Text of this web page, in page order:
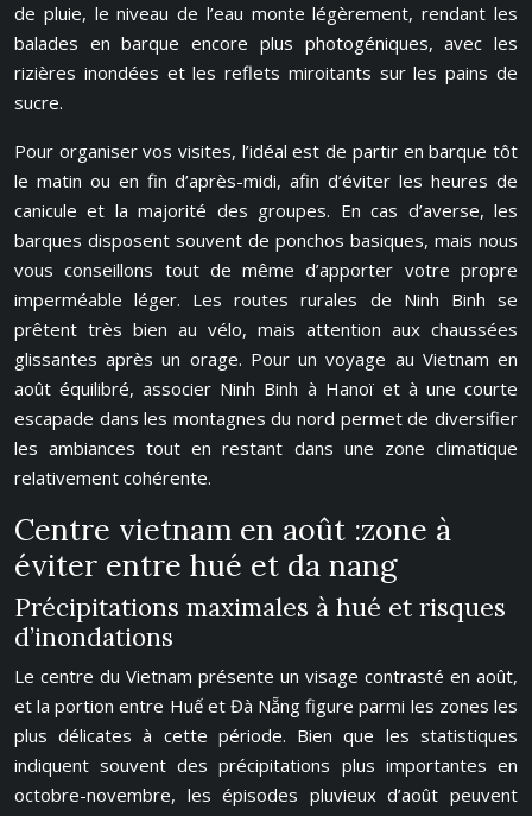
de pluie, le niveau de l’eau monte légèrement, rendant les
balades en barque encore plus photogéniques, avec les
rizières inondées et les reflets miroitants sur les pains de
sucre.
Pour organiser vos visites, l’idéal est de partir en barque tôt
le matin ou en fin d’après-midi, afin d’éviter les heures de
canicule et la majorité des groupes. En cas d’averse, les
barques disposent souvent de ponchos basiques, mais nous
vous conseillons tout de même d’apporter votre propre
imperméable léger. Les routes rurales de Ninh Binh se
prêtent très bien au vélo, mais attention aux chaussées
glissantes après un orage. Pour un voyage au Vietnam en
août équilibré, associer Ninh Binh à Hanoï et à une courte
escapade dans les montagnes du nord permet de diversifier
les ambiances tout en restant dans une zone climatique
relativement cohérente.
Centre vietnam en août :zone à
éviter entre hué et da nang
Précipitations maximales à hué et risques
d’inondations
Le centre du Vietnam présente un visage contrasté en août,
et la portion entre Huế et Đà Nẵng figure parmi les zones les
plus délicates à cette période. Bien que les statistiques
indiquent souvent des précipitations plus importantes en
octobre-novembre, les épisodes pluvieux d’août peuvent